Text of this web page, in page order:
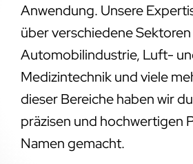
Anwendung. Unsere
über verschiedene
Automobilindustrie, Luft-
Medizintechnik und viele
dieser Bereiche haben wir
präzisen und hochwertigen
Namen gemacht.